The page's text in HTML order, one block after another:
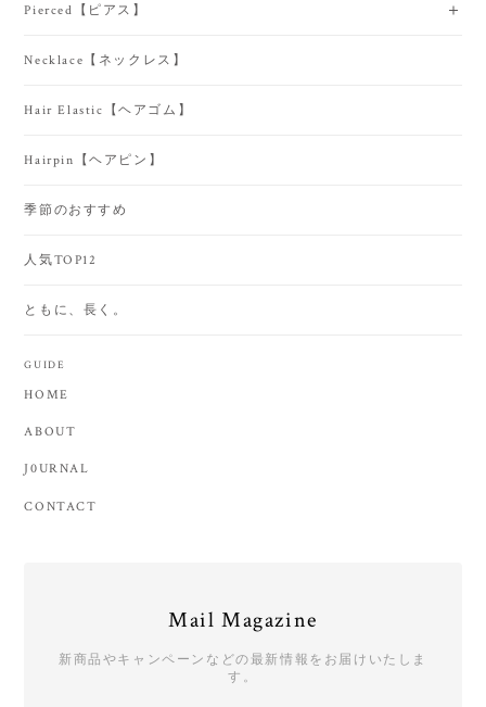
Pierced【ピアス】
Necklace【ネックレス】
Hair Elastic【ヘアゴム】
Hairpin【ヘアピン】
季節のおすすめ
人気TOP12
ともに、長く。
GUIDE
HOME
ABOUT
J0URNAL
CONTACT
Mail Magazine
新商品やキャンペーンなどの最新情報をお届けいたしま
す。